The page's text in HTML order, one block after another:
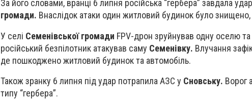
За його словами, вранці 6 липня російська “гербера” завдала
громади. Внаслідок атаки один житловий будинок було
У селі Семенівської громади FPV-дрон зруйнував одну оселю
російський безпілотник атакував саму Семенівку. Влучання
де пошкоджено житловий будинок та автомобіль.
Також зранку 6 липня під удар потрапила АЗС у Сновську. Ворог
типу “гербера”.